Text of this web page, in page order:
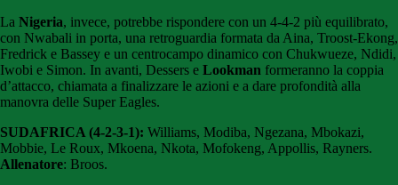
La Nigeria, invece, potrebbe rispondere con un 4-4-2 più equilibrato,
con Nwabali in porta, una retroguardia formata da Aina, Troost-Ekong,
Fredrick e Bassey e un centrocampo dinamico con Chukwueze, Ndidi,
Iwobi e Simon. In avanti, Dessers e Lookman formeranno la coppia
d’attacco, chiamata a finalizzare le azioni e a dare profondità alla
manovra delle Super Eagles.
SUDAFRICA (4-2-3-1): Williams, Modiba, Ngezana, Mbokazi,
Mobbie, Le Roux, Mkoena, Nkota, Mofokeng, Appollis, Rayners.
Allenatore: Broos.